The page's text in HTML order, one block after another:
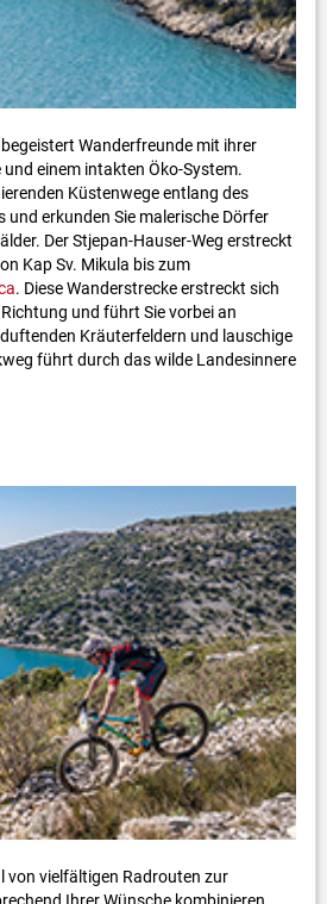
Wanderfreunde mit ihrer
einem intakten Öko-System.
Küstenwege entlang des
und erkunden Sie malerische Dörfer
Der Stjepan-Hauser-Weg erstreckt
Kap Sv. Mikula bis zum
. Diese Wanderstrecke erstreckt sich
und führt Sie vorbei an
Kräuterfeldern und lauschige
führt durch das wilde Landesinnere
von vielfältigen Radrouten zur